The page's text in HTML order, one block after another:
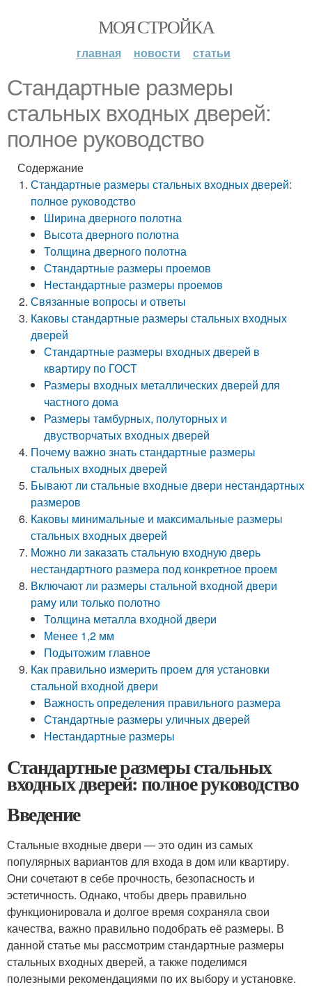
МОЯ СТРОЙКА
главная новости статьи
Стандартные размеры
стальных входных дверей:
полное руководство
Содержание
Стандартные размеры стальных входных дверей:
полное руководство
Ширина дверного полотна
Высота дверного полотна
Толщина дверного полотна
Стандартные размеры проемов
Нестандартные размеры проемов
Связанные вопросы и ответы
Каковы стандартные размеры стальных входных
дверей
Стандартные размеры входных дверей в
квартиру по ГОСТ
Размеры входных металлических дверей для
частного дома
Размеры тамбурных, полуторных и
двустворчатых входных дверей
Почему важно знать стандартные размеры
стальных входных дверей
Бывают ли стальные входные двери нестандартных
размеров
Каковы минимальные и максимальные размеры
стальных входных дверей
Можно ли заказать стальную входную дверь
нестандартного размера под конкретное проем
Включают ли размеры стальной входной двери
раму или только полотно
Толщина металла входной двери
Менее 1,2 мм
Подытожим главное
Как правильно измерить проем для установки
стальной входной двери
Важность определения правильного размера
Стандартные размеры уличных дверей
Нестандартные размеры
Стандартные размеры стальных
входных дверей: полное руководство
Введение
Стальные входные двери — это один из самых
популярных вариантов для входа в дом или квартиру.
Они сочетают в себе прочность, безопасность и
эстетичность. Однако, чтобы дверь правильно
функционировала и долгое время сохраняла свои
качества, важно правильно подобрать её размеры. В
данной статье мы рассмотрим стандартные размеры
стальных входных дверей, а также поделимся
полезными рекомендациями по их выбору и установке.